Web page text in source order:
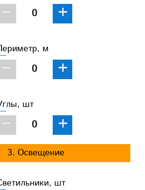
− +
м
− +
шт
− +
3. Освещение
шт